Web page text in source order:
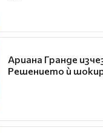
Ариана Гранде
Решението ѝ